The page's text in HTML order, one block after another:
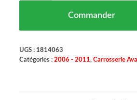
Commander
UGS : 1814063
Catégories : 2006 - 2011, Carrosserie